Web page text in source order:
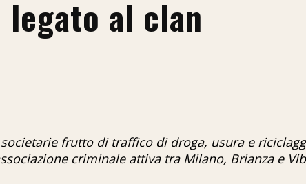
al clan
frutto di traffico di droga, usura e
criminale attiva tra Milano, Brianza e